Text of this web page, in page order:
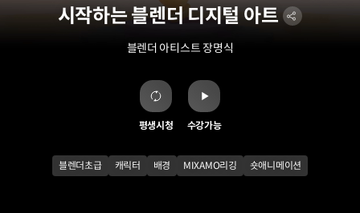
시작하는 블렌더 디지털 아트
블렌더 아티스트 장명식
평생시청 수강가능
블렌더초급 캐릭터 배경 MIXAMO리깅 숏애니메이션